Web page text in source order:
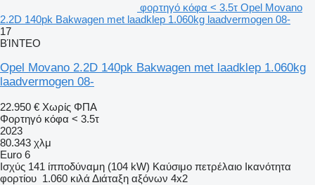
φορτηγό κόφα < 3.5τ Opel Movano
2.2D 140pk Bakwagen met laadklep 1.060kg laadvermogen 08-
17
ΒΊΝΤΕΟ
Opel Movano 2.2D 140pk Bakwagen met laadklep 1.060kg
laadvermogen 08-
22.950 € Χωρίς ΦΠΑ
Φορτηγό κόφα < 3.5τ
2023
80.343 χλμ
Euro 6
Ισχύς 141 ίπποδύναμη (104 kW) Καύσιμο πετρέλαιο Ικανότητα
φορτίου 1.060 κιλά Διάταξη αξόνων 4x2